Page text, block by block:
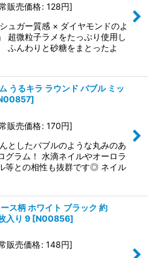
販売価格: 128円]
ュガー質感 × ダイヤモンドのよ
超微粒子ラメをたっぷり使用し
ふんわりと砂糖をまとったよ
うるキラ ラウンド バブル ミッ
]
販売価格: 170円]
としたバブルのような丸みのあ
グラム！ 水滴ネイルやオーロラ
等との相性も抜群です◎ ネイル
ス柄 ホワイト ブラック 約
入り 9 [N00856]
販売価格: 148円]